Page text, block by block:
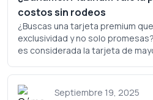
costos sin rodeos
¿Buscas una tarjeta premium
exclusividad y no solo
es considerada la tarjeta de
costo? Analicemos a fondo si
lugar en tu cartera.Septiembre 19, 2025